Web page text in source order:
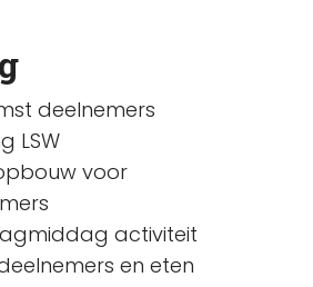
deelnemers
LSW
voor
activiteit
en eten